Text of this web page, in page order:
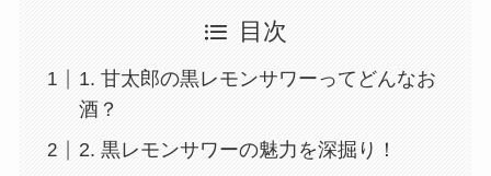
目次
1. 甘太郎の黒レモンサワーってどんなお
酒？
2. 黒レモンサワーの魅力を深掘り！